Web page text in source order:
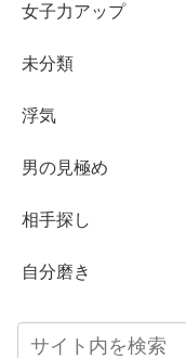
女子力アップ
未分類
浮気
男の見極め
相手探し
自分磨き